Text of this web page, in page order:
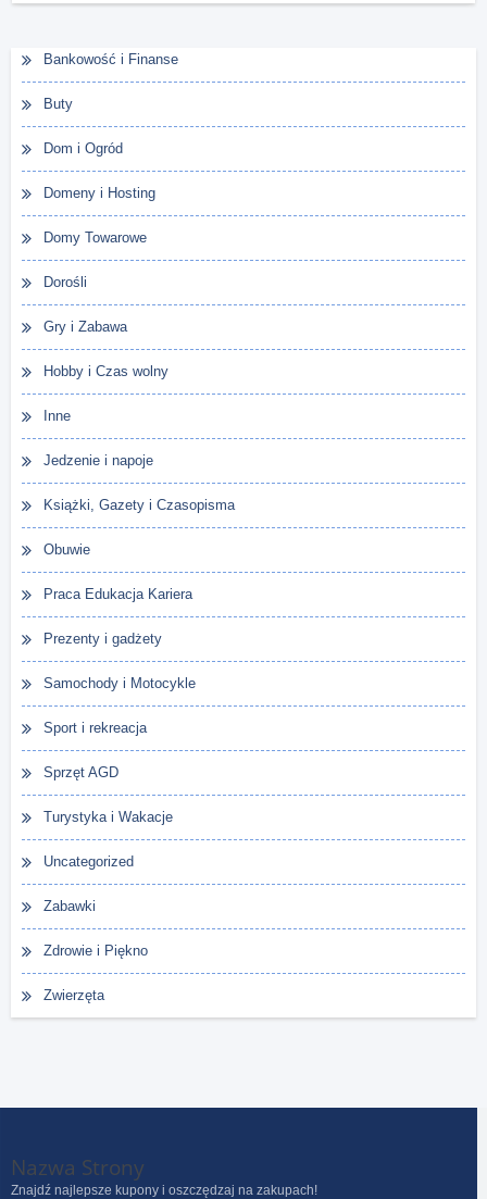
Bankowość i Finanse
Buty
Dom i Ogród
Domeny i Hosting
Domy Towarowe
Dorośli
Gry i Zabawa
Hobby i Czas wolny
Inne
Jedzenie i napoje
Książki, Gazety i Czasopisma
Obuwie
Praca Edukacja Kariera
Prezenty i gadżety
Samochody i Motocykle
Sport i rekreacja
Sprzęt AGD
Turystyka i Wakacje
Uncategorized
Zabawki
Zdrowie i Piękno
Zwierzęta
Nazwa Strony
Znajdź najlepsze kupony i oszczędzaj na zakupach!